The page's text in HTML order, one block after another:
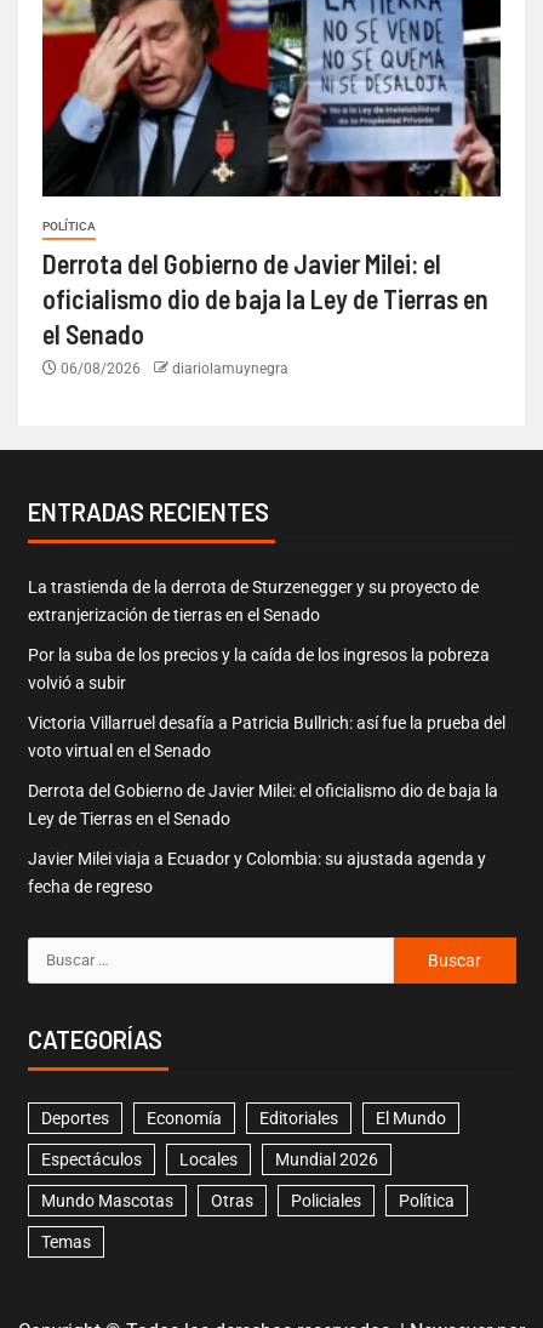
POLÍTICA
Derrota del Gobierno de Javier Milei: el
oficialismo dio de baja la Ley de Tierras en
el Senado
06/08/2026 diariolamuynegra
ENTRADAS RECIENTES
La trastienda de la derrota de Sturzenegger y su proyecto de
extranjerización de tierras en el Senado
Por la suba de los precios y la caída de los ingresos la pobreza
volvió a subir
Victoria Villarruel desafía a Patricia Bullrich: así fue la prueba del
voto virtual en el Senado
Derrota del Gobierno de Javier Milei: el oficialismo dio de baja la
Ley de Tierras en el Senado
Javier Milei viaja a Ecuador y Colombia: su ajustada agenda y
fecha de regreso
CATEGORÍAS
Deportes Economía Editoriales El Mundo
Espectáculos Locales Mundial 2026
Mundo Mascotas Otras Policiales Política
Temas